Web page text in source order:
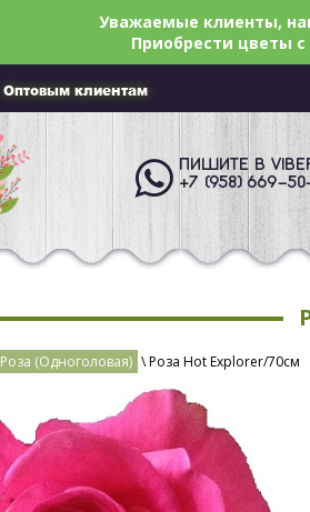
Уважаемые клиенты,
Приобрести цветы
Оптовым клиентам
ПИШИТЕ В
+7 (958) 669-
Роза (Одноголовая) \ Роза Hot Explorer/70см